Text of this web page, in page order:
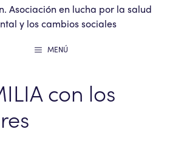
MENÚ
con los